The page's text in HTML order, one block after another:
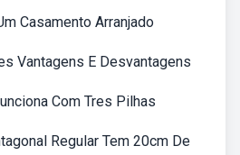
Casamento Arranjado
Vantagens E Desvantagens
Com Tres Pilhas
Regular Tem 20cm De